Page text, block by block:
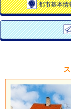
都市基本情